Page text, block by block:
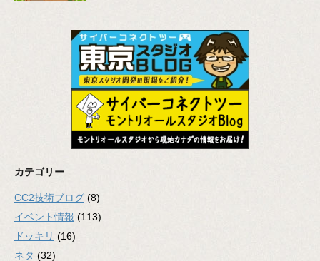
カテゴリー
CC2技術ブログ (8)
イベント情報 (113)
ドッキリ (16)
ネタ (32)